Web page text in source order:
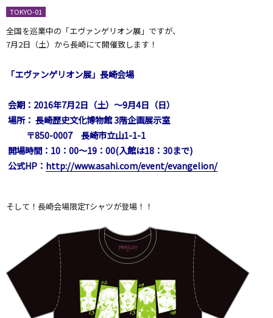
TOKYO-01
全国を巡業中の「エヴァンゲリオン展」ですが、
7月2日（土）から長崎にて開催致します！
「エヴァンゲリオン展」長崎会場
会期：2016年7月2日（土）～9月4日（日）
場所： 長崎歴史文化博物館 3階企画展示室
〒850-0007 長崎市立山1-1-1
開場時間：10：00～19：00(入館は18：30まで)
公式HP： http://www.asahi.com/event/evangelion/
そして！長崎会場限定Tシャツが登場！！